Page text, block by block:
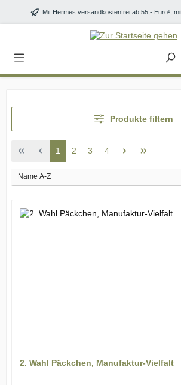
Zum Hauptinhalt springen
Mit Hermes versandkostenfrei ab 55,- Euro¹,
Produkte filtern
Seite
1 Seite
2 Seite
3 Seite
4
2. Wahl Päckchen, Manufaktur-Vielfalt